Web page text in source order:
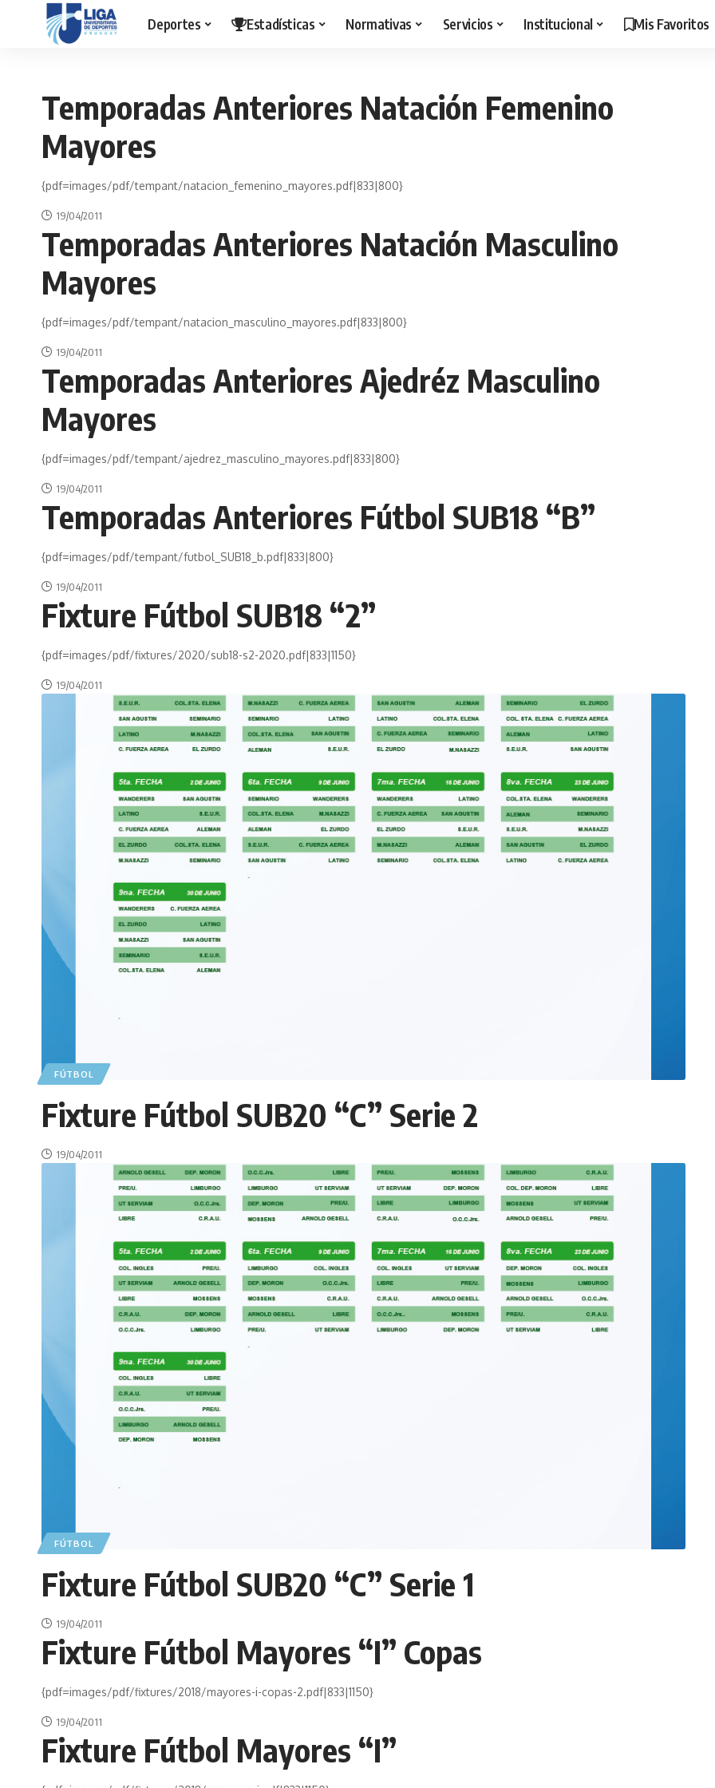
Deportes Estadísticas Normativas Servicios Institucional Mis Favoritos
Temporadas Anteriores Natación Femenino
Mayores
{pdf=images/pdf/tempant/natacion_femenino_mayores.pdf|833|800}
19/04/2011
Temporadas Anteriores Natación Masculino
Mayores
{pdf=images/pdf/tempant/natacion_masculino_mayores.pdf|833|800}
19/04/2011
Temporadas Anteriores Ajedréz Masculino
Mayores
{pdf=images/pdf/tempant/ajedrez_masculino_mayores.pdf|833|800}
19/04/2011
Temporadas Anteriores Fútbol SUB18 “B”
{pdf=images/pdf/tempant/futbol_SUB18_b.pdf|833|800}
19/04/2011
Fixture Fútbol SUB18 “2”
{pdf=images/pdf/fixtures/2020/sub18-s2-2020.pdf|833|1150}
19/04/2011
FÚTBOL
Fixture Fútbol SUB20 “C” Serie 2
19/04/2011
FÚTBOL
Fixture Fútbol SUB20 “C” Serie 1
19/04/2011
Fixture Fútbol Mayores “I” Copas
{pdf=images/pdf/fixtures/2018/mayores-i-copas-2.pdf|833|1150}
19/04/2011
Fixture Fútbol Mayores “I”